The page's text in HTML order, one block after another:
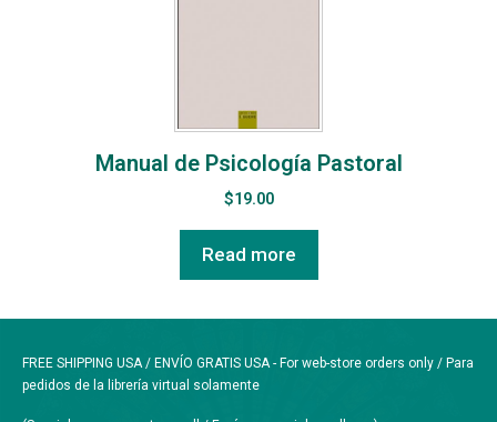
Manual de Psicología Pastoral
$19.00
Read more
FREE SHIPPING USA / ENVÍO GRATIS USA - For web-store orders only / Para
pedidos de la librería virtual solamente